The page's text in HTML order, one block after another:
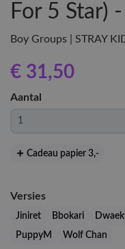
For 5 Star)
Boy Groups | STRAY
€ 31,50
Aantal
Cadeau papier 3,-
Versies
Jiniret Bbokari
PuppyM
Wolf Chan